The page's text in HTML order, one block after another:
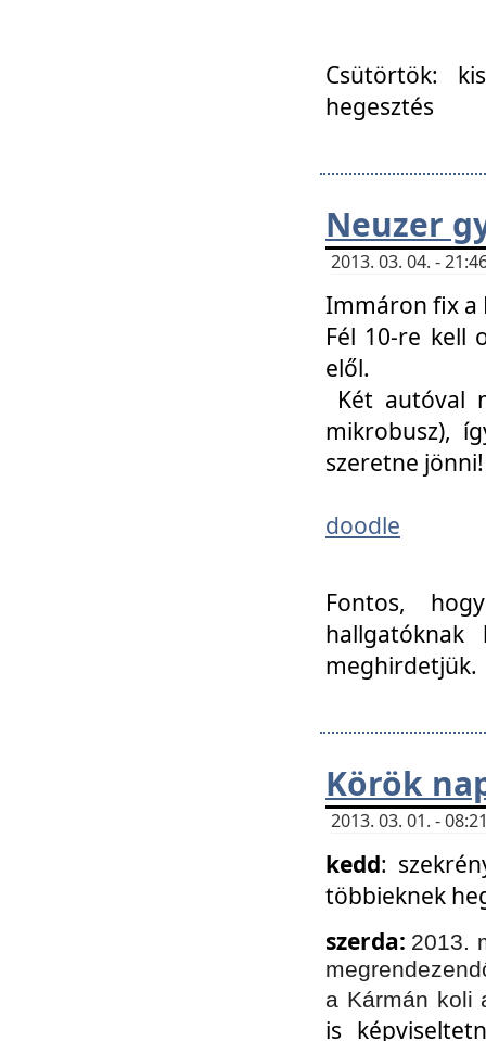
Csütörtök:
hegesztés
Neuzer
2013. 03. 04. -
Immáron fix a
Fél 10-re kell
elől.
Két autóval
mikrobusz),
szeretne jönni!
doodle
Fontos,
meghirdetjük.
Körök
2013. 03. 01. -
kedd:
többieknek
szerda: 2013.
a Kármán koli
is